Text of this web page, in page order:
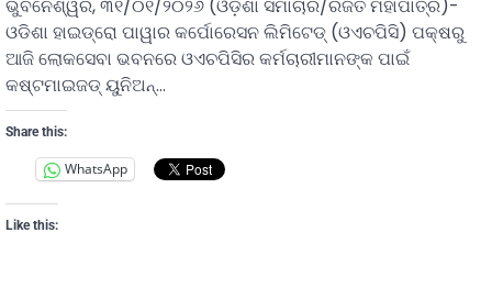
ଭୁବନେଶ୍ୱର, ୩୧/୦୧/୨୦୨୬ (ଓଡ଼ିଶା ସମାଚାର/ରଜତ ମହାପାତ୍ର)-
ଓଡିଶା ହାଇଡ୍ରୋ ପାୱାର କର୍ପୋରେସନ ଲିମିଟେଡ୍ (ଓଏଚପିସି) ପକ୍ଷରୁ
ଆଜି ଲୋକସେବା ଭବନରେ ଓଏଚପିସିର କର୍ମଚାରୀମାନଙ୍କ ପାଇଁ
କଷ୍ଟମାଇଜଡ୍ ୟୁନିଅନ୍…
Share this:
WhatsApp
Like this: